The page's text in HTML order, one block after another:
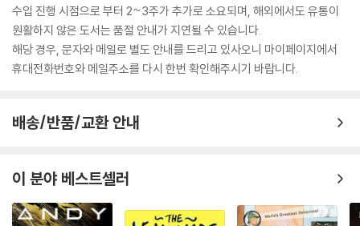
수입 진행 시점으로 부터 2~3주가 추가로 소요되며, 해외에서도 유통이
원활하지 않은 도서는 품절 안내가 지연될 수 있습니다.
해당 경우, 문자와 메일로 별도 안내를 드리고 있사오니 마이페이지에서
휴대전화번호와 메일주소를 다시 한번 확인해주시기 바랍니다.
배송/반품/교환 안내
이 분야 베스트셀러